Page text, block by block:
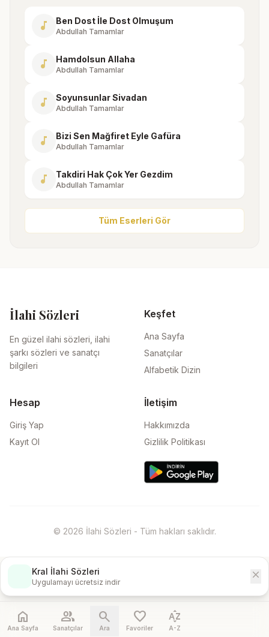
music_note Ben Dost İle Dost Olmuşum
Abdullah Tamamlar
music_note Hamdolsun Allaha
Abdullah Tamamlar
music_note Soyunsunlar Sivadan
Abdullah Tamamlar
music_note Bizi Sen Mağfiret Eyle Gafüra
Abdullah Tamamlar
music_note Takdiri Hak Çok Yer Gezdim
Abdullah Tamamlar
Tüm Eserleri Gör
İlahi Sözleri
En güzel ilahi sözleri, ilahi
şarkı sözleri ve sanatçı
bilgileri
Keşfet
Ana Sayfa
Sanatçılar
Alfabetik Dizin
Hesap
Giriş Yap
Kayıt Ol
İletişim
Hakkımızda
Gizlilik Politikası
© 2026 İlahi Sözleri - Tüm hakları saklıdır.
Kral İlahi Sözleri
Uygulamayı ücretsiz indir
close
home
Ana Sayfa
people
Sanatçılar
search
Ara
favorite
Favoriler
sort_by_alpha
A-Z